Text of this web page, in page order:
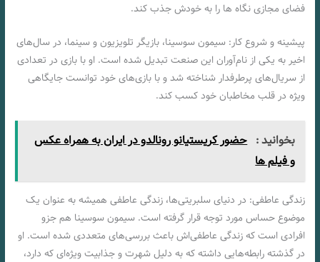
فضای مجازی نگاه ها را به خودش جذب کند.
پیشینه و شروع کار: سیمون سوسینا، بازیگر تلویزیون و سینما، در سال‌های
اخیر به یکی از نام‌آوران این صنعت تبدیل شده است. او با بازی در تعدادی
از سریال‌های پرطرفدار شناخته شد و با بازی‌های خود توانست جایگاهی
ویژه در قلب مخاطبان خود کسب کند.
بخوانید : حضور کریستیانو رونالدو در ایران به همراه عکس
و فیلم ها
زندگی عاطفی: در دنیای سلبریتی‌ها، زندگی عاطفی همیشه به عنوان یک
موضوع حساس مورد توجه قرار گرفته است. سیمون سوسینا هم جزو
افرادی است که زندگی عاطفی‌اش باعث بررسی‌های متعددی شده است. او
در گذشته رابطه‌هایی داشته که به دلیل شهرت و جذابیت ویژه‌ای که دارد،